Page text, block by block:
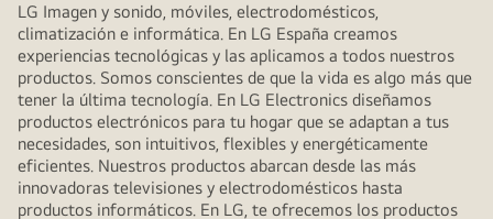
LG Imagen y sonido, móviles, electrodomésticos,
climatización e informática. En LG España creamos
experiencias tecnológicas y las aplicamos a todos nuestros
productos. Somos conscientes de que la vida es algo más que
tener la última tecnología. En LG Electronics diseñamos
productos electrónicos para tu hogar que se adaptan a tus
necesidades, son intuitivos, flexibles y energéticamente
eficientes. Nuestros productos abarcan desde las más
innovadoras televisiones y electrodomésticos hasta
productos informáticos. En LG, te ofrecemos los productos